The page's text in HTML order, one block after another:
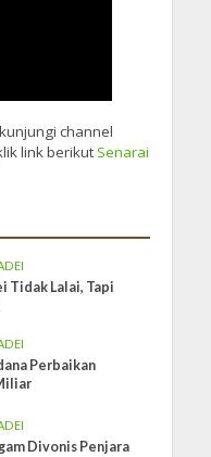
channel
link berikutSenarai
Tidak Lalai, Tapi
Perbaikan
Divonis Penjara